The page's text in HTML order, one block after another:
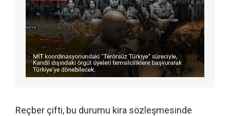
Reçber çifti, bu durumu kira sözleşmesinde